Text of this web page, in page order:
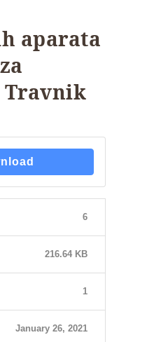
aparata
6
216.64 KB
1
January 26, 2021